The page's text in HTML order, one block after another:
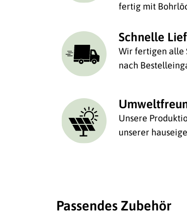
fertig mit
Schnelle
Wir fertigen alle
nach
Unsere
unserer
Passendes Zubehör